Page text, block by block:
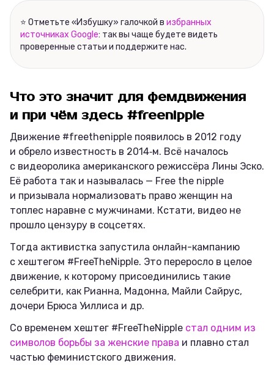
⭐ Отметьте «Избушку» галочкой в избранных
источниках Google: так вы чаще будете видеть
проверенные статьи и поддержите нас.
Что это значит для фемдвижения
и при чём здесь #freenipple
Движение #freethenipple появилось в 2012 году
и обрело известность в 2014‑м. Всё началось
с видеоролика американского режиссёра Лины Эско.
Её работа так и называлась — Free the nipple
и призывала нормализовать право женщин на
топлес наравне с мужчинами. Кстати, видео не
прошло цензуру в соцсетях.
Тогда активистка запустила онлайн-кампанию
с хештегом #FreeTheNipple. Это переросло в целое
движение, к которому присоединились такие
селебрити, как Рианна, Мадонна, Майли Сайрус,
дочери Брюса Уиллиса и др.
Со временем хештег #FreeTheNipple стал одним из
символов борьбы за женские права и плавно стал
частью феминистского движения.